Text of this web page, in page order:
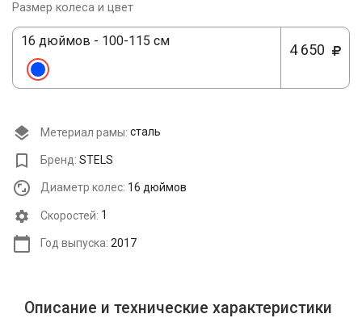
Размер колеса и цвет
16 дюймов - 100-115 см
4 650
Метериал рамы: сталь
Бренд: STELS
Диаметр колес: 16 дюймов
Cкоростей: 1
Год выпуска: 2017
Описание и технические характеристики